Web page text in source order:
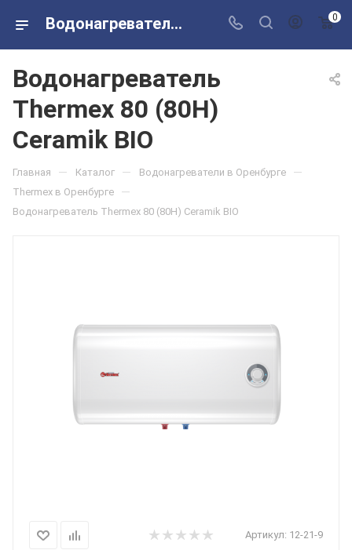
Водонагреватель Thermex 80 (80H) Ceramik BIO в розничных магазинах Сантехторг 0
Водонагреватель
Thermex 80 (80H)
Ceramik BIO
Главная — Каталог — Водонагреватели в Оренбурге —
Thermex в Оренбурге —
Водонагреватель Thermex 80 (80H) Ceramik BIO
Артикул: 12-21-9